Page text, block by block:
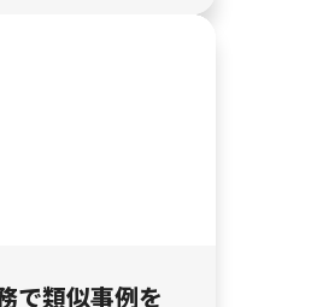
で類似事例を